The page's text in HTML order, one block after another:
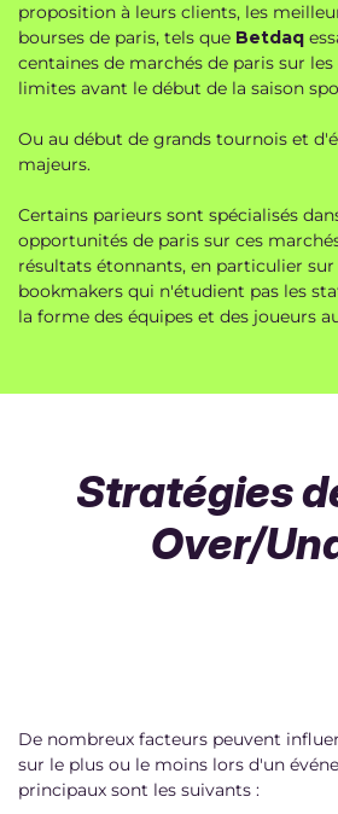
proposition à leurs clients, les
bourses de paris, tels que Betdaq
centaines de marchés de paris sur
limites avant le début de la saison
Ou au début de grands tournois et
majeurs.
Certains parieurs sont spécialisés
opportunités de paris sur ces
résultats étonnants, en particulier sur
bookmakers qui n'étudient pas les
la forme des équipes et des joueurs
Stratégies
Over/
De nombreux facteurs peuvent
sur le plus ou le moins lors d'un
principaux sont les suivants :